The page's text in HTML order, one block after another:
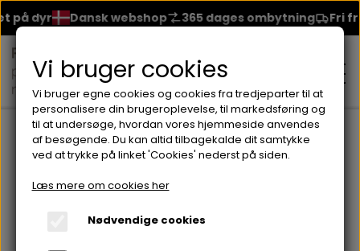
dyr Dansk webshop 365 dages ombytning Fri
MAKEUP
ANSIGT
HUDPLEJE
Forside Brands Bakel Skincare Alt i Bakel RENEW SKIN
Vi bruger cookies
Vi bruger egne cookies og cookies fra tredjeparter til at
personalisere din brugeroplevelse, til markedsføring og
til at undersøge, hvordan vores hjemmeside anvendes
af besøgende. Du kan altid tilbagekalde dit samtykke
ved at trykke på linket 'Cookies' nederst på siden.
Læs mere om cookies her
Nødvendige cookies